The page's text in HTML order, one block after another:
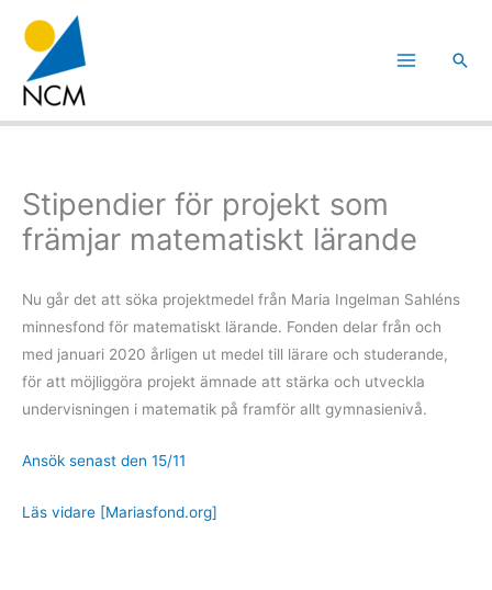
innehåll
Sök
Stipendier för projekt som
främjar matematiskt lärande
Nu går det att söka projektmedel från Maria Ingelman Sahléns
minnesfond för matematiskt lärande. Fonden delar från och
med januari 2020 årligen ut medel till lärare och studerande,
för att möjliggöra projekt ämnade att stärka och utveckla
undervisningen i matematik på framför allt gymnasienivå.
Ansök senast den 15/11
Läs vidare [Mariasfond.org]